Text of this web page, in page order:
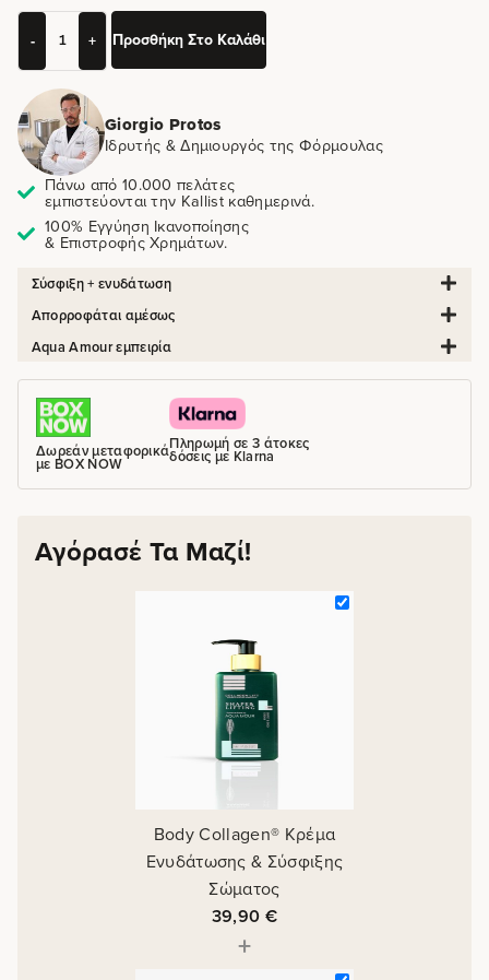
- + Προσθήκη Στο Καλάθι
Giorgio Protos
Ιδρυτής & Δημιουργός της Φόρμουλας
Πάνω από 10.000 πελάτες
εμπιστεύονται την Kallist καθημερινά.
100% Εγγύηση Ικανοποίησης
& Επιστροφής Χρημάτων.
Σύσφιξη + ενυδάτωση
Απορροφάται αμέσως
Aqua Amour εμπειρία
Δωρεάν μεταφορικά
με BOX NOW
Πληρωμή σε 3 άτοκες
δόσεις με Klarna
Αγόρασέ Τα Μαζί!
Body Collagen® Κρέμα
Ενυδάτωσης & Σύσφιξης
Σώματος
39,90 €
+